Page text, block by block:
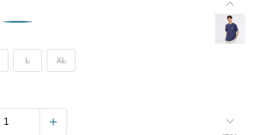
L XL